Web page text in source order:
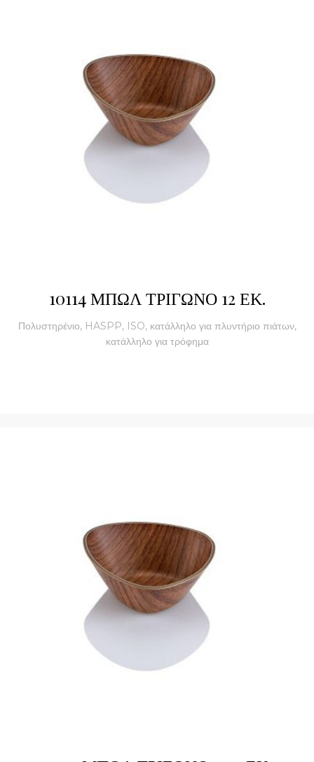
10114 ΜΠΩΛ ΤΡΙΓΩΝΟ 12 ΕΚ.
Πολυστηρένιο, HASPP, ISO, κατάλληλο για πλυντήριο πιάτων,
κατάλληλο για τρόφημα